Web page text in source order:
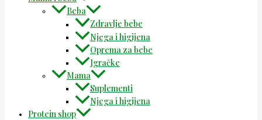
Beba
Zdravlje bebe
Njega i higijena
Oprema za bebe
Igračke
Mama
Suplementi
Njega i higijena
Protein shop